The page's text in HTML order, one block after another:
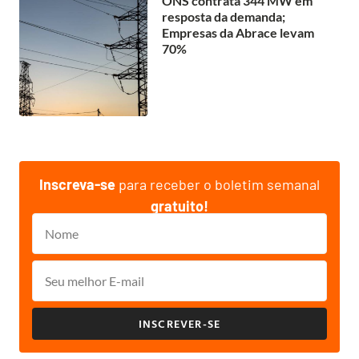
resposta da demanda;
Empresas da Abrace levam
70%
Inscreva-se para receber o boletim semanal
gratuito!
INSCREVER-SE